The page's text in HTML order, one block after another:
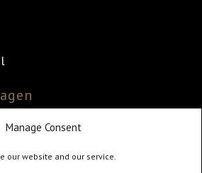
Manage Consent
our website and our service.